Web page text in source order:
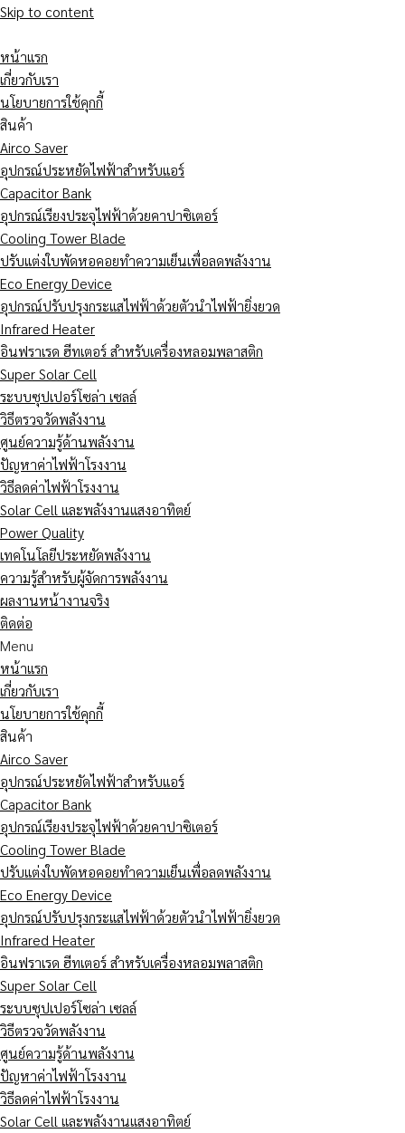
Skip to content
หน้าแรก
เกี่ยวกับเรา
นโยบายการใช้คุกกี้
สินค้า
Airco Saver
อุปกรณ์ประหยัดไฟฟ้าสำหรับแอร์
Capacitor Bank
อุปกรณ์เรียงประจุไฟฟ้าด้วยคาปาซิเตอร์
Cooling Tower Blade
ปรับแต่งใบพัดหอคอยทำความเย็นเพื่อลดพลังงาน
Eco Energy Device
อุปกรณ์ปรับปรุงกระแสไฟฟ้าด้วยตัวนำไฟฟ้ายิ่งยวด
Infrared Heater
อินฟราเรด ฮีทเตอร์ สำหรับเครื่องหลอมพลาสติก
Super Solar Cell
ระบบซุปเปอร์โซล่า เซลล์
วิธีตรวจวัดพลังงาน
ศูนย์ความรู้ด้านพลังงาน
ปัญหาค่าไฟฟ้าโรงงาน
วิธีลดค่าไฟฟ้าโรงงาน
Solar Cell และพลังงานแสงอาทิตย์
Power Quality
เทคโนโลยีประหยัดพลังงาน
ความรู้สำหรับผู้จัดการพลังงาน
ผลงานหน้างานจริง
ติดต่อ
Menu
หน้าแรก
เกี่ยวกับเรา
นโยบายการใช้คุกกี้
สินค้า
Airco Saver
อุปกรณ์ประหยัดไฟฟ้าสำหรับแอร์
Capacitor Bank
อุปกรณ์เรียงประจุไฟฟ้าด้วยคาปาซิเตอร์
Cooling Tower Blade
ปรับแต่งใบพัดหอคอยทำความเย็นเพื่อลดพลังงาน
Eco Energy Device
อุปกรณ์ปรับปรุงกระแสไฟฟ้าด้วยตัวนำไฟฟ้ายิ่งยวด
Infrared Heater
อินฟราเรด ฮีทเตอร์ สำหรับเครื่องหลอมพลาสติก
Super Solar Cell
ระบบซุปเปอร์โซล่า เซลล์
วิธีตรวจวัดพลังงาน
ศูนย์ความรู้ด้านพลังงาน
ปัญหาค่าไฟฟ้าโรงงาน
วิธีลดค่าไฟฟ้าโรงงาน
Solar Cell และพลังงานแสงอาทิตย์